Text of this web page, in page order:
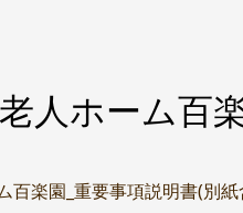
人ホーム百
百楽園_重要事項説明書(別